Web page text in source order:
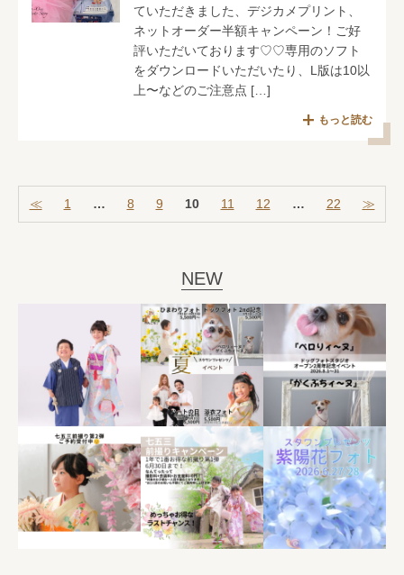
ていただきました、デジカメプリント、
ネットオーダー半額キャンペーン！ご好
評いただいております♡♡専用のソフト
をダウンロードいただいたり、L版は10以
上〜などのご注意点 […]
もっと読む
≪ 1 … 8 9 10 11 12 … 22 ≫
NEW